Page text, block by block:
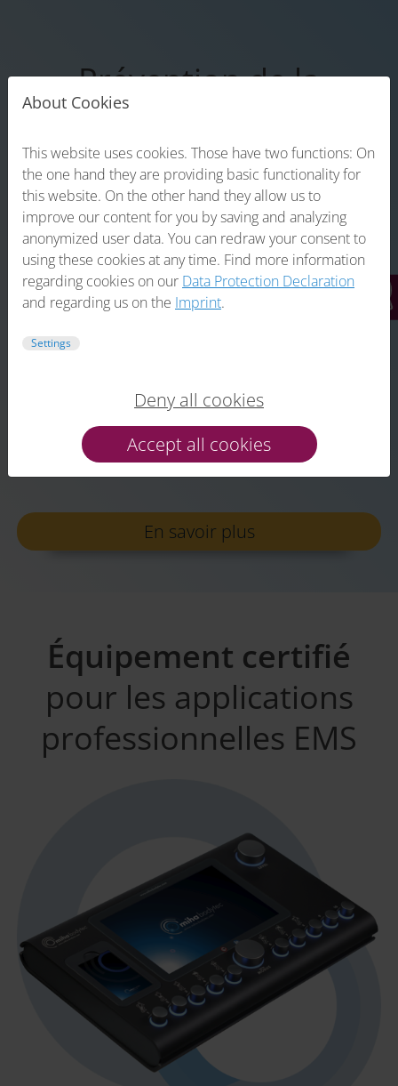
Prévention de la
perte musculaire liée à
l'âge
et de la sarcopénie
En savoir plus
Équipement certifié
pour les applications
professionnelles EMS
About Cookies
This website uses cookies. Those have two functions: On
the one hand they are providing basic functionality for
this website. On the other hand they allow us to
improve our content for you by saving and analyzing
anonymized user data. You can redraw your consent to
using these cookies at any time. Find more information
regarding cookies on our Data Protection Declaration
and regarding us on the Imprint.
Settings
Deny all cookies
Accept all cookies